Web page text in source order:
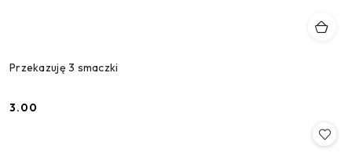
Przekazuję 3 smaczki
Cena:
3.00